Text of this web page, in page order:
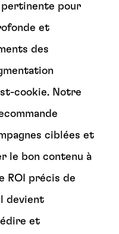
pour
et
des
cookie. Notre
ciblées et
le bon contenu à
ROI précis de
devient
et